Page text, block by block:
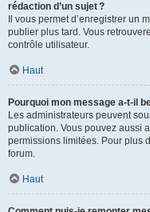
rédaction d’un sujet ?
Il vous permet d’enregistrer un
publier plus tard. Vous
contrôle utilisateur.
Haut
Pourquoi mon message a-t-il
Les administrateurs peuvent
publication. Vous pouvez aussi
permissions limitées. Pour plus
forum.
Haut